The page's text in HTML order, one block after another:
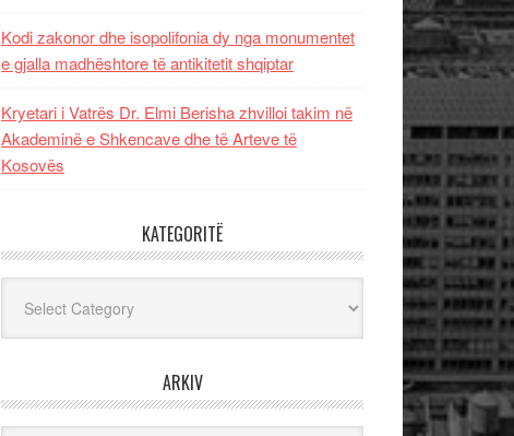
Kodi zakonor dhe isopolifonia dy nga monumentet
e gjalla madhështore të antikitetit shqiptar
Kryetari i Vatrës Dr. Elmi Berisha zhvilloi takim në
Akademinë e Shkencave dhe të Arteve të
Kosovës
KATEGORITË
ARKIV